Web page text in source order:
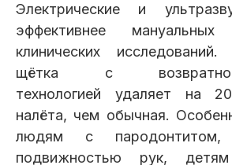
Электрические и
эффективнее
клинических исследований.
щётка с возвратно-
технологией удаляет на
налёта, чем обычная.
людям с пародонтитом,
подвижностью рук,